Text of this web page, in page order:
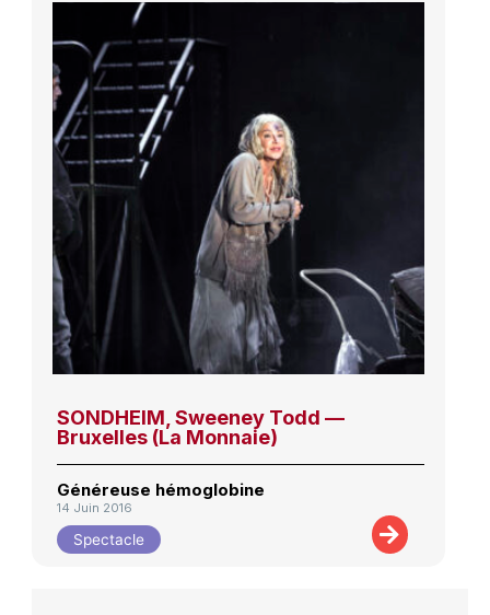
SONDHEIM, Sweeney Todd —
Bruxelles (La Monnaie)
Généreuse hémoglobine
14 Juin 2016
Spectacle